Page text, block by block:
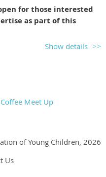
for those interested
as part of this
Show details
Meet Up
of Young Children, 2026
Us